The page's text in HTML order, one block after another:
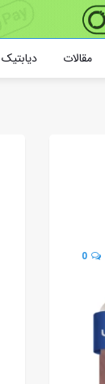
مقالات دیابتیک
0